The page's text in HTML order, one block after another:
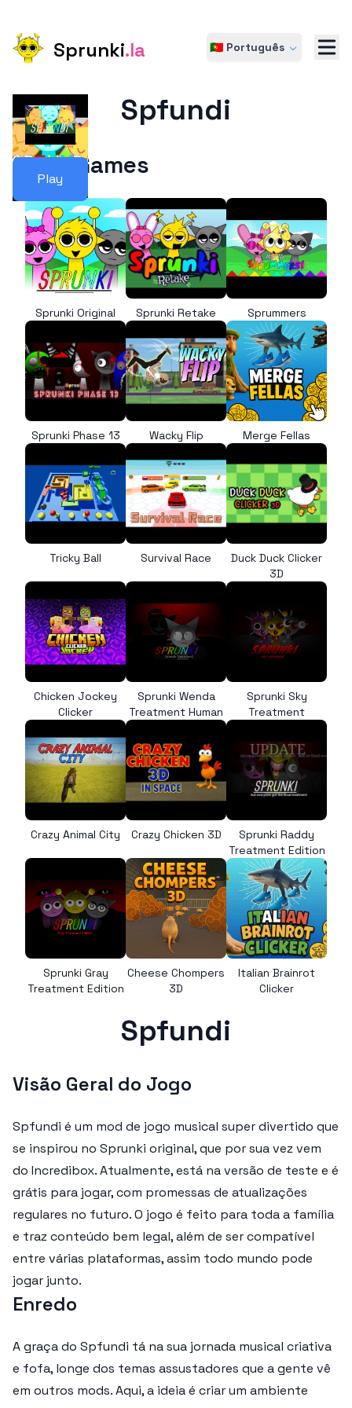
Sprunki.la 🇵🇹 Português
Play
Spfundi
More Games
Sprunki Original Sprunki Retake Sprummers
Sprunki Phase 13 Wacky Flip Merge Fellas
Tricky Ball Survival Race
Duck Duck Clicker
3D
Chicken Jockey
Clicker
Sprunki Wenda
Treatment Human
Sprunki Sky
Treatment
Crazy Animal City Crazy Chicken 3D
Sprunki Raddy
Treatment Edition
Sprunki Gray
Treatment Edition
Cheese Chompers
3D
Italian Brainrot
Clicker
Spfundi
Visão Geral do Jogo
Spfundi é um mod de jogo musical super divertido que
se inspirou no Sprunki original, que por sua vez vem
do Incredibox. Atualmente, está na versão de teste e é
grátis para jogar, com promessas de atualizações
regulares no futuro. O jogo é feito para toda a família
e traz conteúdo bem legal, além de ser compatível
entre várias plataformas, assim todo mundo pode
jogar junto.
Enredo
A graça do Spfundi tá na sua jornada musical criativa
e fofa, longe dos temas assustadores que a gente vê
em outros mods. Aqui, a ideia é criar um ambiente